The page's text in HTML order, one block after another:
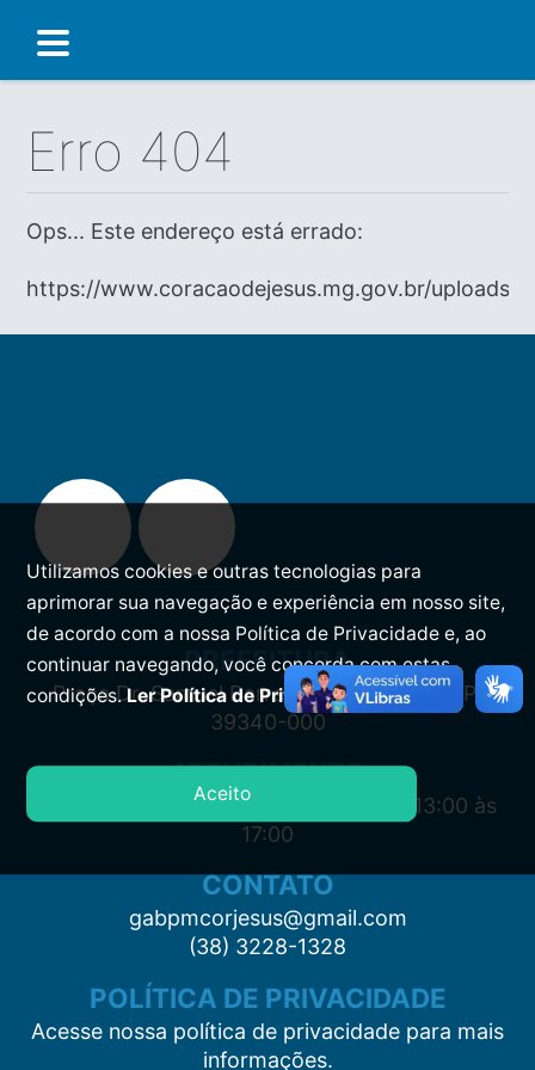
Erro 404
Ops... Este endereço está errado:
https://www.coracaodejesus.mg.gov.br/uploads/
PREFEITURA
Praça Dr. Samuel Barreto, s/n, Centro CEP:
39340-000
ATENDIMENTO
Segunda à Sexta: 7:00 às 11:00 e das 13:00 às
17:00
CONTATO
gabpmcorjesus@gmail.com
(38) 3228-1328
POLÍTICA DE PRIVACIDADE
Acesse nossa política de privacidade para mais
informações.
Utilizamos cookies e outras tecnologias para
aprimorar sua navegação e experiência em nosso site,
de acordo com a nossa Política de Privacidade e, ao
continuar navegando, você concorda com estas
condições.Ler Política de Privacidade.
Aceito